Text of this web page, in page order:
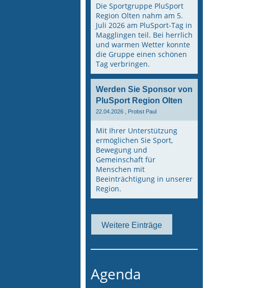
Die Sportgruppe PluSport
Region Olten nahm am 5.
Juli 2026 am PluSport-Tag in
Magglingen teil. Bei herrlich
und warmen Wetter konnte
die Gruppe einen schönen
Tag verbringen.
Werden Sie Sponsor von
PluSport Region Olten
22.04.2026 , Probst Paul
Mit Ihrer Unterstützung
ermöglichen Sie Sport,
Bewegung und
Gemeinschaft für
Menschen mit
Beeinträchtigung in unserer
Region.
Weitere Einträge
Agenda